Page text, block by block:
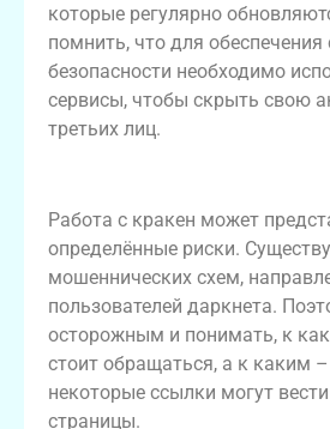
которые регулярно
помнить, что для обеспечения
безопасности необходимо
сервисы, чтобы скрыть свою
третьих лиц.
Работа с кракен может
определённые риски.
мошеннических схем,
пользователей даркнета.
осторожным и понимать, к
стоит обращаться, а к каким
некоторые ссылки могут
страницы.